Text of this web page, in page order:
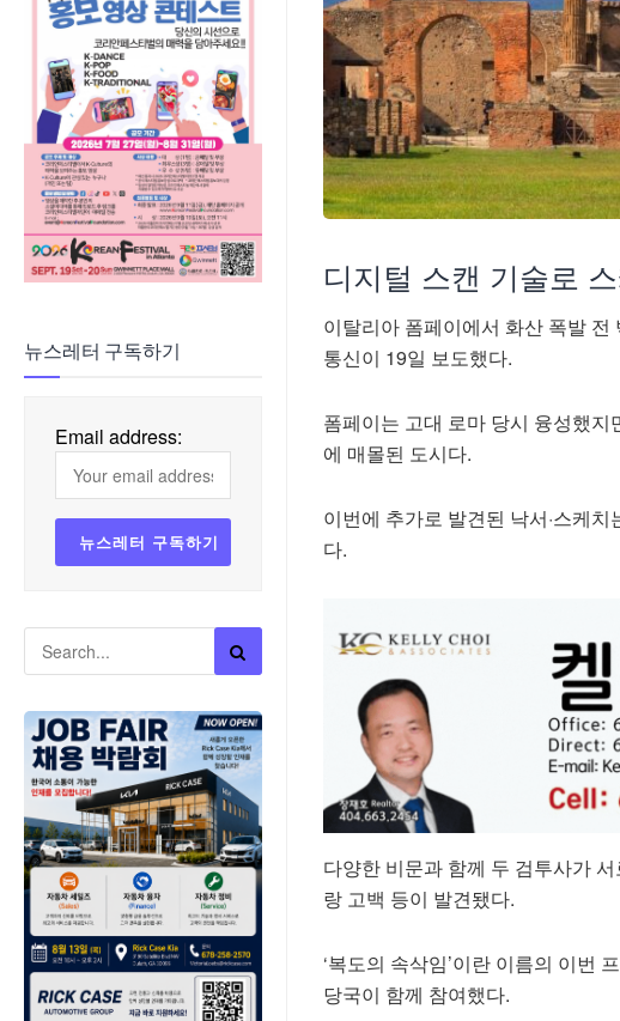
뉴스레터 구독하기
Email address:
디지털 스캔 기술로
이탈리아 폼페이에서 화산 폭발 전
통신이 19일 보도했다.
폼페이는 고대 로마 당시 융성했
에 매몰된 도시다.
이번에 추가로 발견된 낙서·스케
다.
다양한 비문과 함께 두 검투사가
랑 고백 등이 발견됐다.
‘복도의 속삭임’이란 이름의 이번
당국이 함께 참여했다.